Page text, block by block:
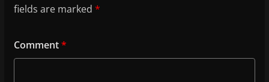
fields are marked *
Comment*